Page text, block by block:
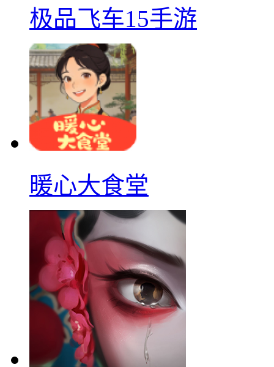
极品飞车15手游
暖心大食堂